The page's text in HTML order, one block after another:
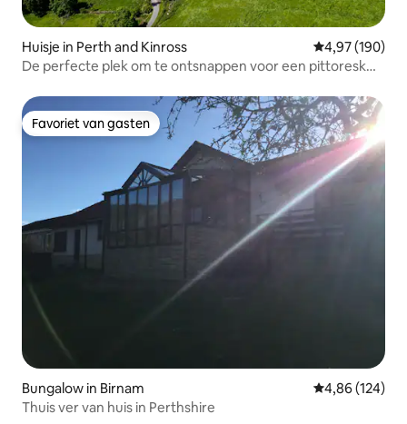
Huisje in Perth and Kinross Gemiddelde
4,97 (190)
De perfecte plek om te ontsnappen voor een pittoresk
Favoriet van gasten
Favoriet van gasten
Bungalow in Birnam Gemiddelde
4,86 (124)
Thuis ver van huis in Perthshire